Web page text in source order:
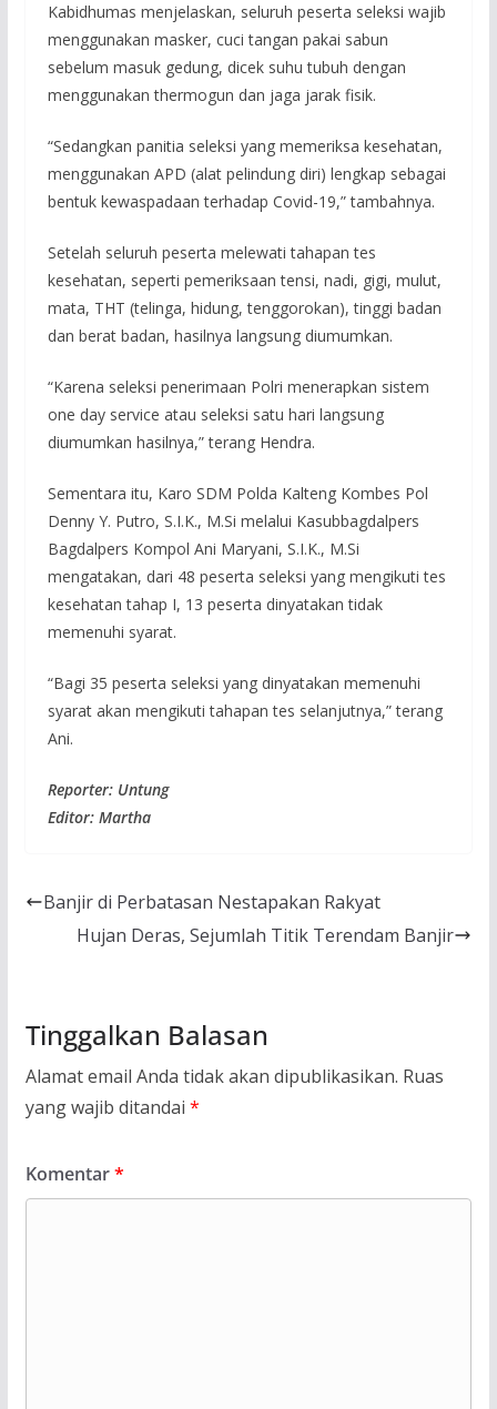
Kabidhumas menjelaskan, seluruh peserta seleksi wajib
menggunakan masker, cuci tangan pakai sabun
sebelum masuk gedung, dicek suhu tubuh dengan
menggunakan thermogun dan jaga jarak fisik.
“Sedangkan panitia seleksi yang memeriksa kesehatan,
menggunakan APD (alat pelindung diri) lengkap sebagai
bentuk kewaspadaan terhadap Covid-19,” tambahnya.
Setelah seluruh peserta melewati tahapan tes
kesehatan, seperti pemeriksaan tensi, nadi, gigi, mulut,
mata, THT (telinga, hidung, tenggorokan), tinggi badan
dan berat badan, hasilnya langsung diumumkan.
“Karena seleksi penerimaan Polri menerapkan sistem
one day service atau seleksi satu hari langsung
diumumkan hasilnya,” terang Hendra.
Sementara itu, Karo SDM Polda Kalteng Kombes Pol
Denny Y. Putro, S.I.K., M.Si melalui Kasubbagdalpers
Bagdalpers Kompol Ani Maryani, S.I.K., M.Si
mengatakan, dari 48 peserta seleksi yang mengikuti tes
kesehatan tahap I, 13 peserta dinyatakan tidak
memenuhi syarat.
“Bagi 35 peserta seleksi yang dinyatakan memenuhi
syarat akan mengikuti tahapan tes selanjutnya,” terang
Ani.
Reporter: Untung
Editor: Martha
Banjir di Perbatasan Nestapakan Rakyat
Hujan Deras, Sejumlah Titik Terendam Banjir
Tinggalkan Balasan
Alamat email Anda tidak akan dipublikasikan. Ruas
yang wajib ditandai *
Komentar*